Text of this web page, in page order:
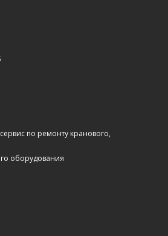
по ремонту кранового,
оборудования